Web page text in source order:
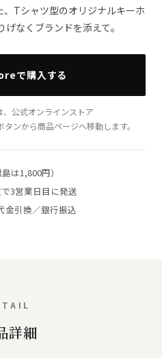
、Tシャツ型のオリジナルキーホ
なくブランドを添えて。
で購入する
公式オンラインストア
ンから商品ページへ移動します。
は1,800円）
3営業日目に発送
金引換／銀行振込
詳細